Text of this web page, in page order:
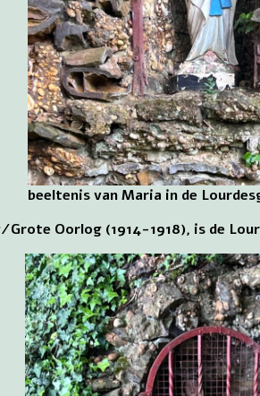
beeltenis van Maria in de
Oorlog (1914-1918), is de